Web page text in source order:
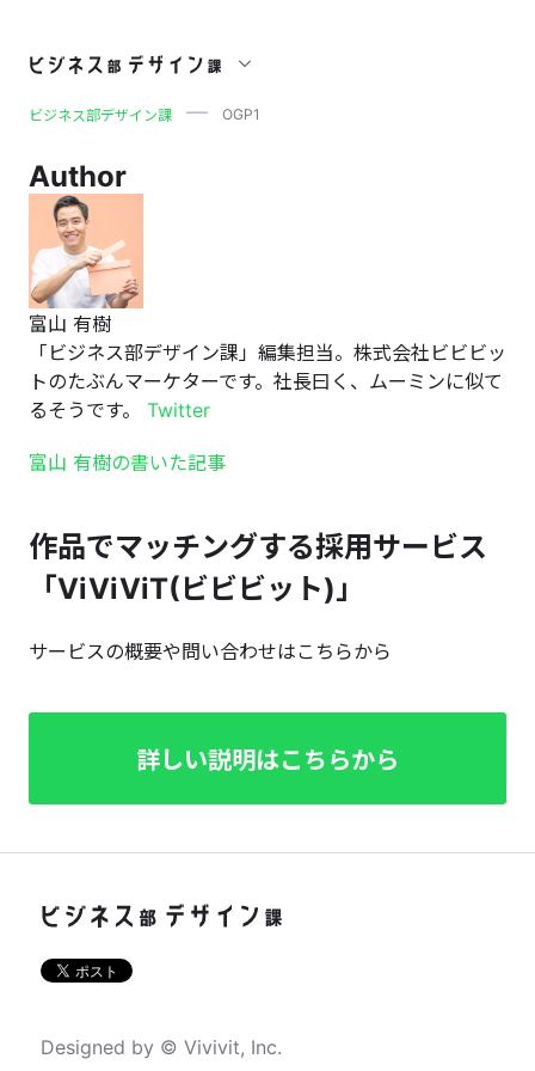
OGP1
ビジネス部デザイン課 OGP1
Author
富山 有樹
「ビジネス部デザイン課」編集担当。株式会社ビビビッ
トのたぶんマーケターです。社長曰く、ムーミンに似て
るそうです。 Twitter
富山 有樹の書いた記事
作品でマッチングする採用サービス
「ViViViT(ビビビット)」
サービスの概要や問い合わせはこちらから
詳しい説明はこちらから
Designed by © Vivivit, Inc.